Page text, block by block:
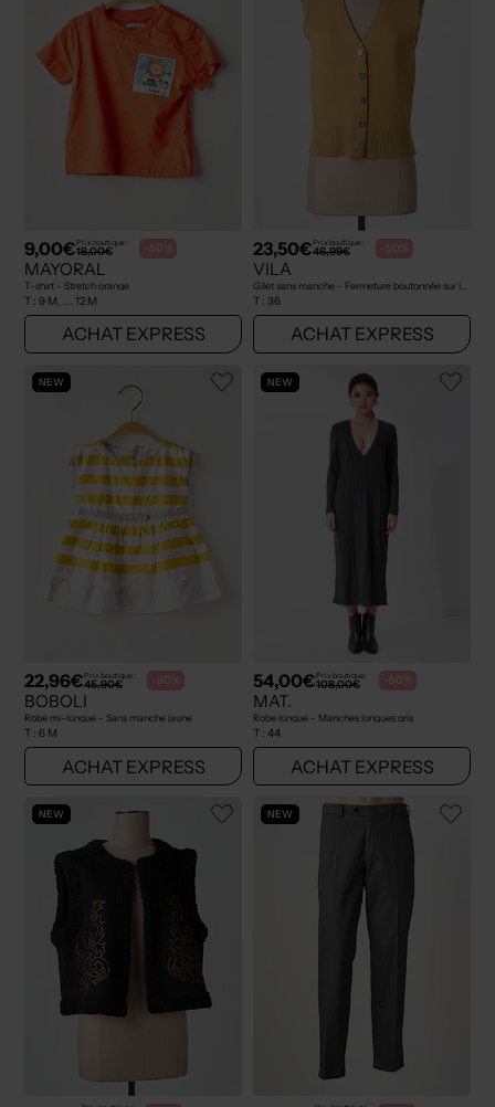
9,00€Prix boutique :
18,00€ -50%
MAYORAL
T-shirt - Stretch orange
T : 9 M, ... 12 M
ACHAT EXPRESS
23,50€Prix boutique :
46,99€ -50%
VILA
T : 36
ACHAT EXPRESS
NEW
22,96€Prix boutique :
45,90€ -50%
BOBOLI
Robe mi-longue - Sans manche jaune
T : 6 M
ACHAT EXPRESS
NEW
54,00€Prix boutique :
108,00€ -50%
MAT.
Robe longue - Manches longues gris
T : 44
ACHAT EXPRESS
NEW NEW